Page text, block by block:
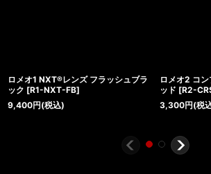
ロメオ1 NXT®レンズ フラッシュブラ
ック [R1-NXT-FB]
9,400円(税込)
ロメオ2 コ
ッド [R2-
3,300円(税